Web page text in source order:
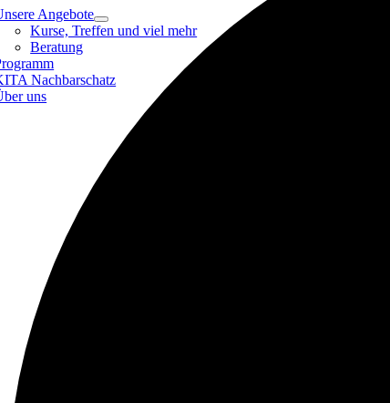
Angebote
Kurse, Treffen und viel mehr
Beratung
Nachbarschatz
uns